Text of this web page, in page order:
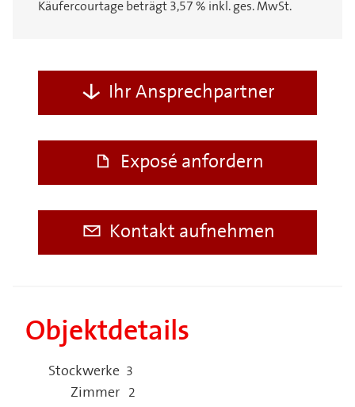
Käufercourtage beträgt 3,57 % inkl. ges. MwSt.
Ihr Ansprechpartner
Exposé anfordern
Kontakt aufnehmen
Objektdetails
Stockwerke 3
Zimmer 2